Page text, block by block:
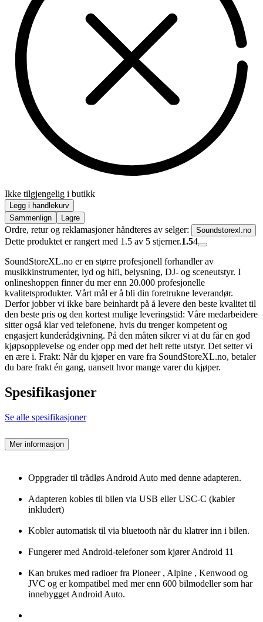
Ikke tilgjengelig i butikk
Legg i handlekurv
Sammenlign
Lagre
Ordre, retur og reklamasjoner håndteres av selger: Soundstorexl.no
Dette produktet er rangert med 1.5 av 5 stjerner.1.54
SoundStoreXL.no er en større profesjonell forhandler av
musikkinstrumenter, lyd og hifi, belysning, DJ- og sceneutstyr. I
onlineshoppen finner du mer enn 20.000 profesjonelle
kvalitetsprodukter. Vårt mål er å bli din foretrukne leverandør.
Derfor jobber vi ikke bare beinhardt på å levere den beste kvalitet til
den beste pris og den kortest mulige leveringstid: Våre medarbeidere
sitter også klar ved telefonene, hvis du trenger kompetent og
engasjert kunderådgivning. På den måten sikrer vi at du får en god
kjøpsopplevelse og ender opp med det helt rette utstyr. Det setter vi
en ære i. Frakt: Når du kjøper en vare fra SoundStoreXL.no, betaler
du bare frakt én gang, uansett hvor mange varer du kjøper.
Spesifikasjoner
Se alle spesifikasjoner
Mer informasjon
Oppgrader til trådløs Android Auto med denne adapteren.
Adapteren kobles til bilen via USB eller USC-C (kabler
inkludert)
Kobler automatisk til via bluetooth når du klatrer inn i bilen.
Fungerer med Android-telefoner som kjører Android 11
Kan brukes med radioer fra Pioneer , Alpine , Kenwood og
JVC og er kompatibel med mer enn 600 bilmodeller som har
innebygget Android Auto.